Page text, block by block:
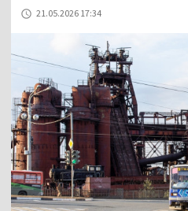
21.05.2026 17:34